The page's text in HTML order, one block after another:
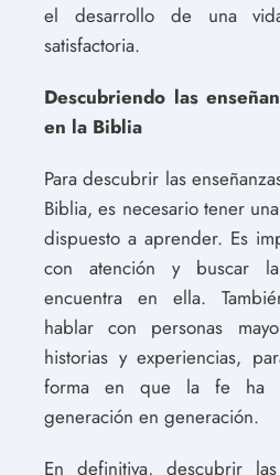
el desarrollo de una
satisfactoria.
Descubriendo las
en la Biblia
Para descubrir las
Biblia, es necesario tener
dispuesto a aprender. Es
con atención y buscar
encuentra en ella.
hablar con personas
historias y experiencias,
forma en que la fe ha
generación en generación.
En definitiva, descubrir